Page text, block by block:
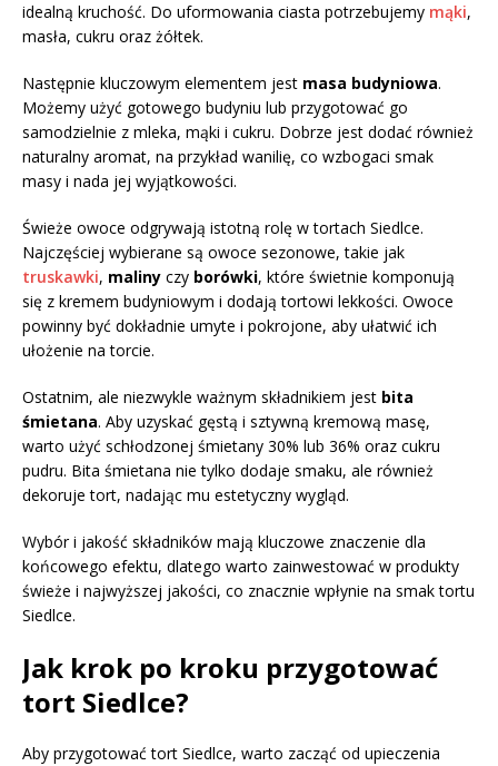
idealną kruchość. Do uformowania ciasta potrzebujemy mąki,
masła, cukru oraz żółtek.
Następnie kluczowym elementem jest masa budyniowa.
Możemy użyć gotowego budyniu lub przygotować go
samodzielnie z mleka, mąki i cukru. Dobrze jest dodać również
naturalny aromat, na przykład wanilię, co wzbogaci smak
masy i nada jej wyjątkowości.
Świeże owoce odgrywają istotną rolę w tortach Siedlce.
Najczęściej wybierane są owoce sezonowe, takie jak
truskawki, maliny czy borówki, które świetnie komponują
się z kremem budyniowym i dodają tortowi lekkości. Owoce
powinny być dokładnie umyte i pokrojone, aby ułatwić ich
ułożenie na torcie.
Ostatnim, ale niezwykle ważnym składnikiem jest bita
śmietana. Aby uzyskać gęstą i sztywną kremową masę,
warto użyć schłodzonej śmietany 30% lub 36% oraz cukru
pudru. Bita śmietana nie tylko dodaje smaku, ale również
dekoruje tort, nadając mu estetyczny wygląd.
Wybór i jakość składników mają kluczowe znaczenie dla
końcowego efektu, dlatego warto zainwestować w produkty
świeże i najwyższej jakości, co znacznie wpłynie na smak tortu
Siedlce.
Jak krok po kroku przygotować
tort Siedlce?
Aby przygotować tort Siedlce, warto zacząć od upieczenia